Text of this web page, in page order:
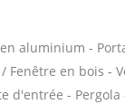
aluminium -
Fenêtre en bois -
d'entrée - Pergola